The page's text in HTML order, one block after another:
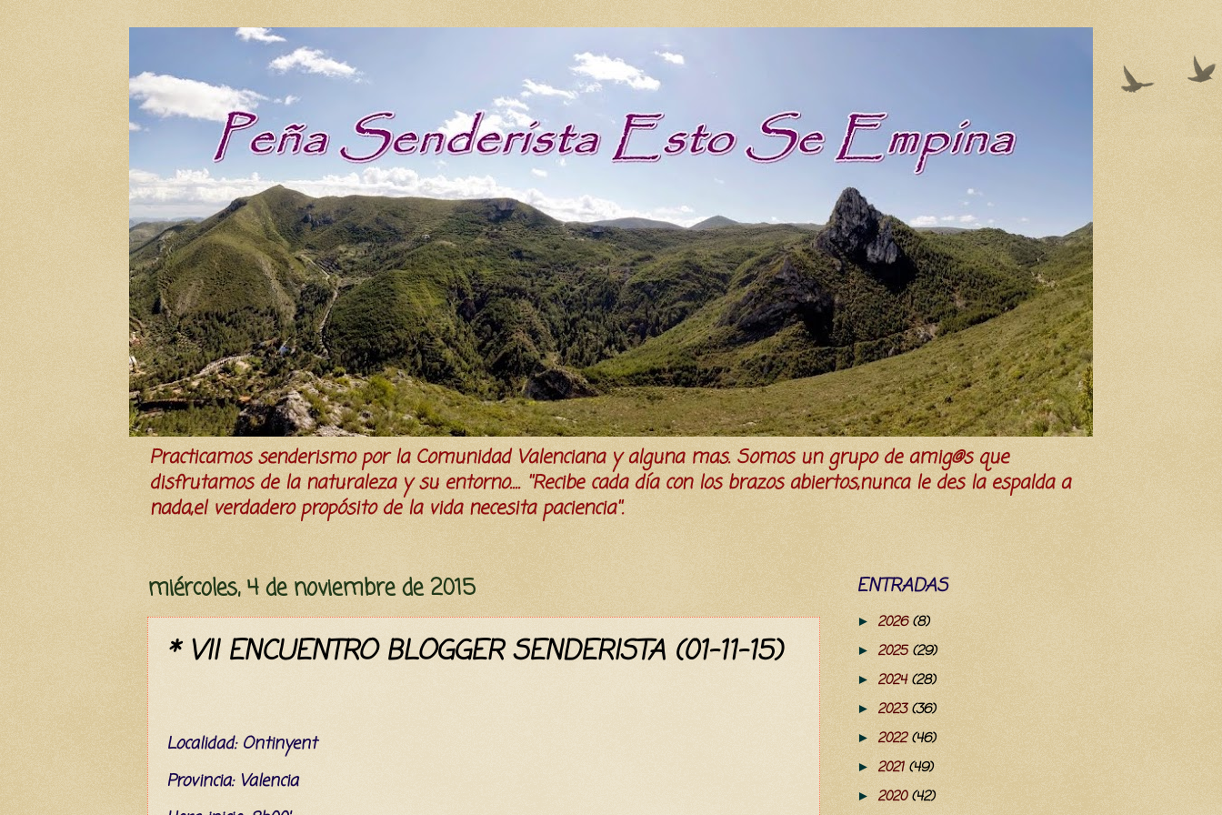
Practicamos senderismo por la Comunidad Valenciana y alguna mas. Somos un grupo de amig@s que
disfrutamos de la naturaleza y su entorno.... ''Recibe cada día con los brazos abiertos,nunca le des la espalda a
nada,el verdadero propósito de la vida necesita paciencia''.
miércoles, 4 de noviembre de 2015
* VII ENCUENTRO BLOGGER SENDERISTA (01-11-15)
Localidad: Ontinyent
Provincia: Valencia
ENTRADAS
► 2026(8)
► 2025(29)
► 2024(28)
► 2023(36)
► 2022(46)
► 2021 (49)
► 2020(42)